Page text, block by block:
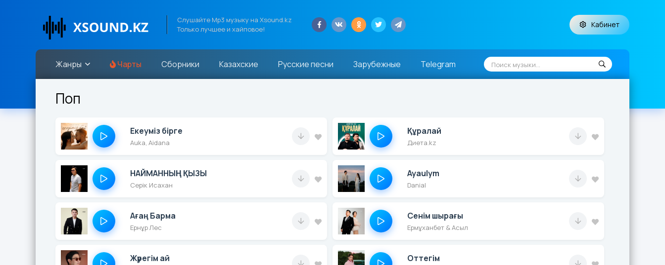
Слушайте Mp3 музыку на Xsound.kz
Только лучшее и хайповое!
Кабинет
Жанры Чарты Сборники Казахские Русские песни Зарубежные Telegram
Поп
Екеуміз бірге
Auka, Aidana
Құралай
Диета.kz
НАЙМАННЫҢ ҚЫЗЫ
Серік Исахан
Ayaulym
Danial
Ағаң Барма
Ернұр Лес
Сенім шырағы
Ермұханбет & Асыл
Жүрегім ай Оттегім